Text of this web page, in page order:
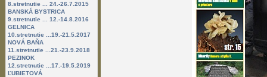
8.stretnutie ... 24.-26.7.2015
BANSKÁ BYSTRICA
9.stretnutie ... 12.-14.8.2016
GELNICA
10.stretnutie ...19.-21.5.2017
NOVÁ BAŇA
11.stretnutie ...21.-23.9.2018
PEZINOK
12.stretnutie ...17.-19.5.2019
ĽUBIETOVÁ